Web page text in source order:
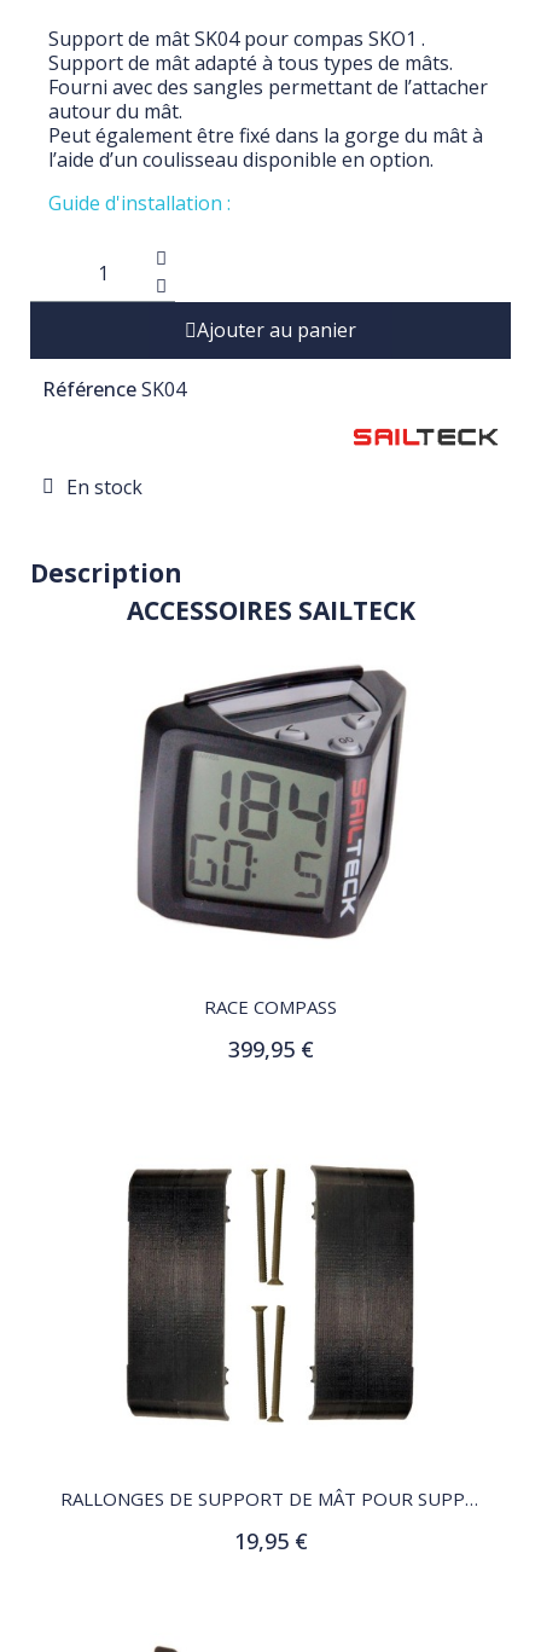
Support de mât SK04 pour compas SKO1 .
Support de mât adapté à tous types de mâts.
Fourni avec des sangles permettant de l’attacher
autour du mât.
Peut également être fixé dans la gorge du mât à
l’aide d’un coulisseau disponible en option.
Guide d'installation :
Ajouter au panier
RéférenceSK04
En stock
Description
ACCESSOIRES SAILTECK
QUICK VIEW
RACE COMPASS
399,95 €
Ajouter au panier
RALLONGES DE SUPPORT DE MÂT POUR SUPPORT SK04
19,95 €
Ajouter au panier